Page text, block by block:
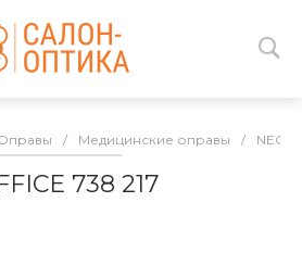
/ Медицинские оправы /
738 217